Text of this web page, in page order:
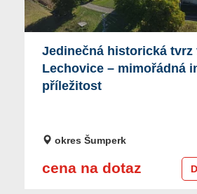
Jedinečná historická tvrz
Lechovice – mimořádná
příležitost
okres Šumperk
cena na dotaz